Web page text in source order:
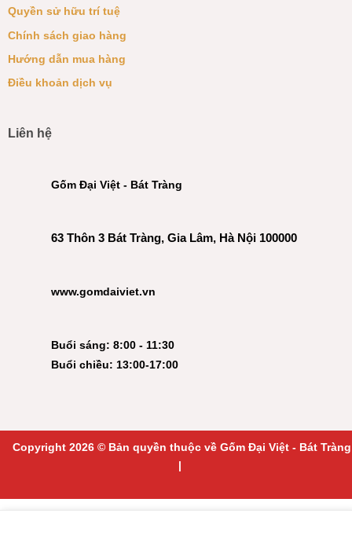
Quyền sử hữu trí tuệ
Chính sách giao hàng
Hướng dẫn mua hàng
Điều khoản dịch vụ
Liên hệ
Gốm Đại Việt - Bát Tràng
63 Thôn 3 Bát Tràng, Gia Lâm, Hà Nội 100000
www.gomdaiviet.vn
Buổi sáng: 8:00 - 11:30
Buổi chiều: 13:00-17:00
Copyright 2026 © Bản quyền thuộc về Gốm Đại Việt - Bát Tràng
|